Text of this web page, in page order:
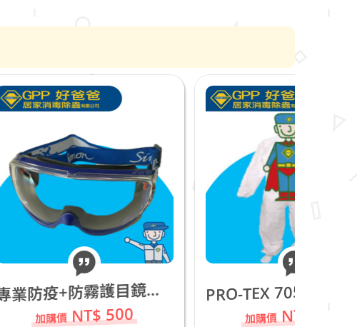
業防疫+防霧護目鏡M56
500
PRO-TEX 7050 Coverall防護衣_XL_庫存品20件,請把握!
NT$ 150